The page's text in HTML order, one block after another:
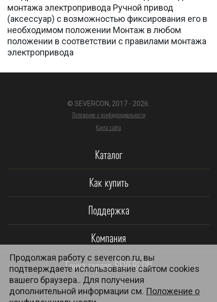
монтажа электропривода Ручной привод
(аксессуар) с возможностью фиксирования его в
необходимом положении Монтаж в любом
положении в соответствии с правилами монтажа
электропривода
© SEVERCON, 2017 - 2026.
Положение о конфиденциальности
Карта сайта
Каталог
Как купить
Поддержка
Компания
Гонка героев SEVERCON
Продолжая работу с severcon.ru, вы
подтверждаете использование сайтом cookies
вашего браузера.. Для получения
дополнительной информации см. Положение о